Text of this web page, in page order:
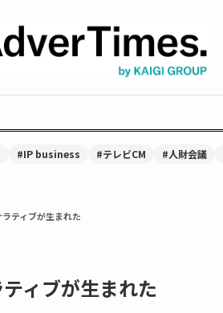
#IP business #テレビCM #人財会議
ティブが生まれた
ィブが生まれた